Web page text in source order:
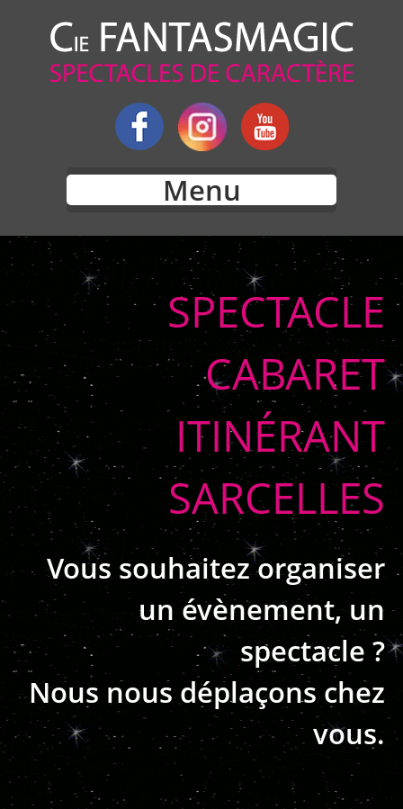
Menu
SPECTACLE
CABARET
ITINÉRANT
SARCELLES
Vous souhaitez organiser
un évènement, un
spectacle ?
Nous nous déplaçons chez
vous.